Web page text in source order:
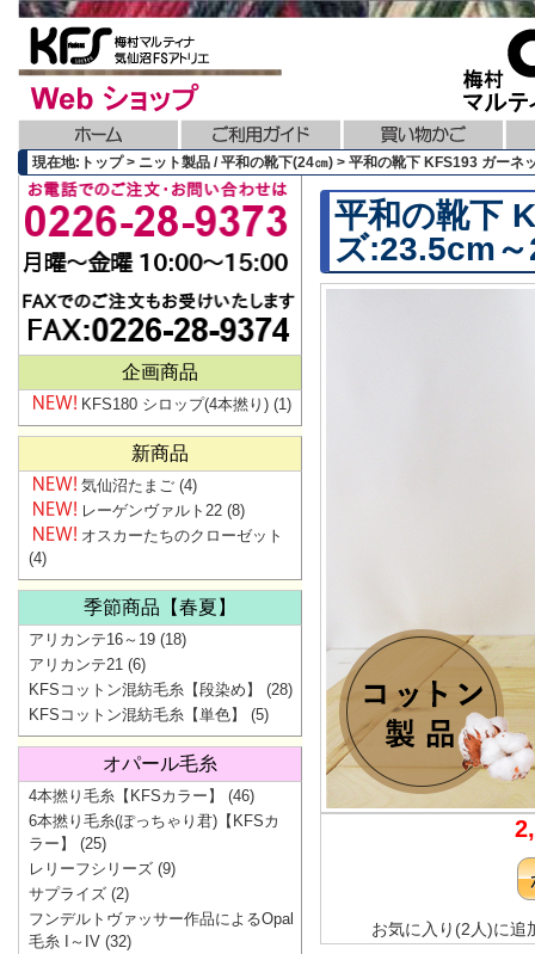
現在地:トップ > ニット製品 / 平和の靴下(24㎝) > 平和の靴下 KFS193 ガー
平和の靴下
ズ:23.5cm
お気に入り(2人)に追
企画商品
KFS180 シロップ(4本撚り) (1)
新商品
気仙沼たまご (4)
レーゲンヴァルト22 (8)
オスカーたちのクローゼット
(4)
季節商品【春夏】
アリカンテ16～19 (18)
アリカンテ21 (6)
KFSコットン混紡毛糸【段染め】
(28)
KFSコットン混紡毛糸【単色】
(5)
オパール毛糸
4本撚り毛糸【KFSカラー】
(46)
6本撚り毛糸(ぽっちゃり君)【KFSカ
ラー】
(25)
レリーフシリーズ (9)
サプライズ (2)
フンデルトヴァッサー作品によるOpal
毛糸 I～IV (32)